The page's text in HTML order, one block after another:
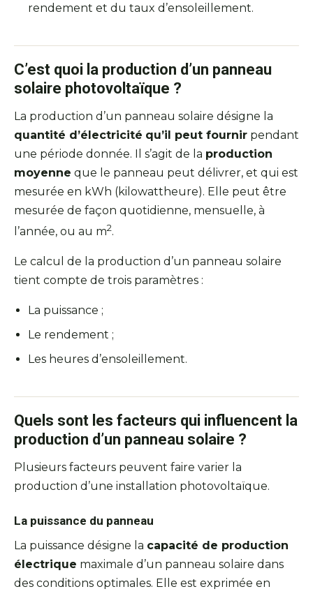
rendement et du taux d’ensoleillement.
C’est quoi la production d’un panneau
solaire photovoltaïque ?
La production d’un panneau solaire désigne la
quantité d’électricité qu’il peut fournir pendant
une période donnée. Il s’agit de la production
moyenne que le panneau peut délivrer, et qui est
mesurée en kWh (kilowattheure). Elle peut être
mesurée de façon quotidienne, mensuelle, à
l’année, ou au m2.
Le calcul de la production d’un panneau solaire
tient compte de trois paramètres :
La puissance ;
Le rendement ;
Les heures d’ensoleillement.
Quels sont les facteurs qui influencent la
production d’un panneau solaire ?
Plusieurs facteurs peuvent faire varier la
production d’une installation photovoltaïque.
La puissance du panneau
La puissance désigne la capacité de production
électrique maximale d’un panneau solaire dans
des conditions optimales. Elle est exprimée en